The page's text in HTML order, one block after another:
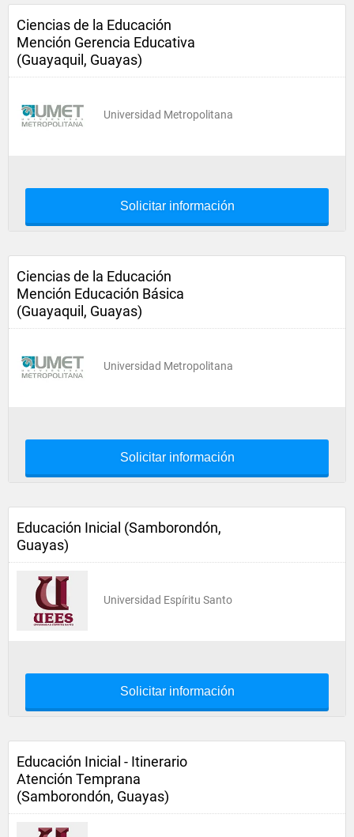
Ciencias de la Educación
Mención Gerencia Educativa
(Guayaquil, Guayas)
Universidad Metropolitana
Solicitar información
Ciencias de la Educación
Mención Educación Básica
(Guayaquil, Guayas)
Universidad Metropolitana
Solicitar información
Educación Inicial (Samborondón,
Guayas)
Universidad Espíritu Santo
Solicitar información
Educación Inicial - Itinerario
Atención Temprana
(Samborondón, Guayas)